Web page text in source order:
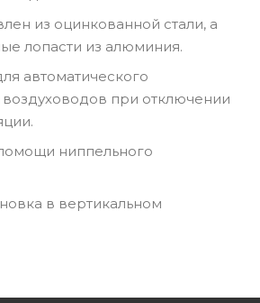
из оцинкованной стали, а
лопасти из алюминия.
автоматического
при отключении
ниппельного
в вертикальном